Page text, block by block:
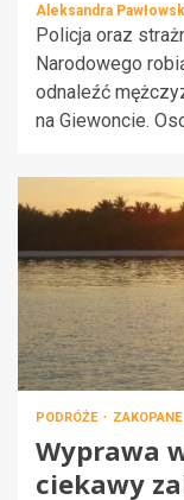
Aleksandra
Policja oraz
Narodowego
odnaleźć
na Giewoncie.
PODRÓŻE ZAKOPANE
Wyprawa
ciekawy